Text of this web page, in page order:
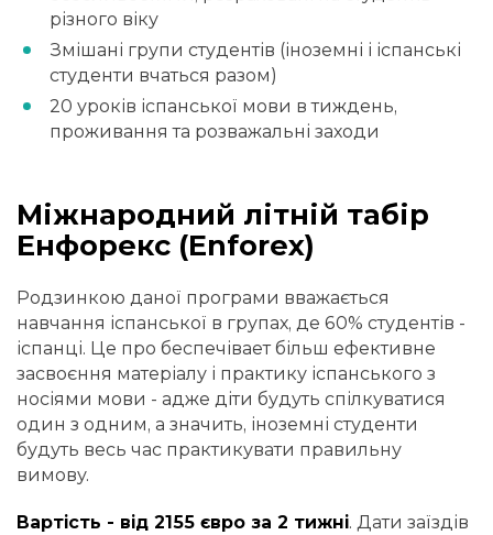
різного віку
Змішані групи студентів (іноземні і іспанські
студенти вчаться разом)
20 уроків іспанської мови в тиждень,
проживання та розважальні заходи
Міжнародний літній табір
Енфорекс (Enforex)
Родзинкою даної програми вважається
навчання іспанської в групах, де 60% студентів -
іспанці. Це про беспечівает більш ефективне
засвоєння матеріалу і практику іспанського з
носіями мови - адже діти будуть спілкуватися
один з одним, а значить, іноземні студенти
будуть весь час практикувати правильну
вимову.
Вартість - від 2155 євро за 2 тижні. Дати заїздів